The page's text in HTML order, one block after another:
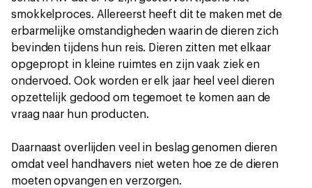
smokkelproces. Allereerst heeft dit te maken met de
erbarmelijke omstandigheden waarin de dieren zich
bevinden tijdens hun reis. Dieren zitten met elkaar
opgepropt in kleine ruimtes en zijn vaak ziek en
ondervoed. Ook worden er elk jaar heel veel dieren
opzettelijk gedood om tegemoet te komen aan de
vraag naar hun producten.
Daarnaast overlijden veel in beslag genomen dieren
omdat veel handhavers niet weten hoe ze de dieren
moeten opvangen en verzorgen.